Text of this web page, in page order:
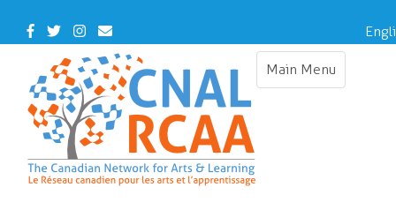
main
Facebook
TwitterInstagram
Contact
Us
Main Menu
Toggle